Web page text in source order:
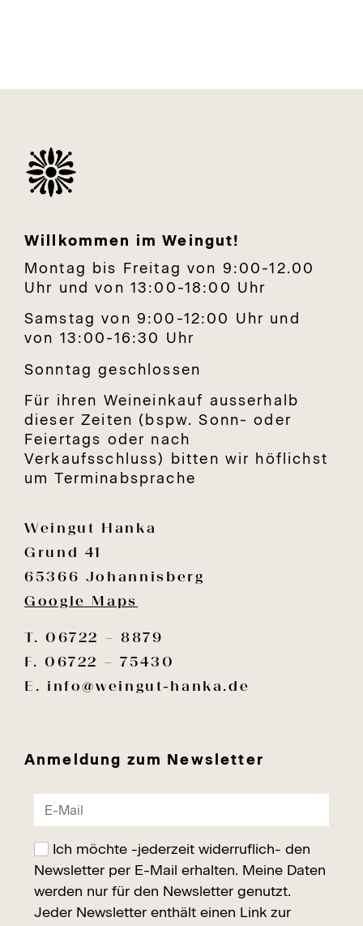
Willkommen im Weingut!
Montag bis Freitag von 9:00-12.00
Uhr und von 13:00-18:00 Uhr
Samstag von 9:00-12:00 Uhr und
von 13:00-16:30 Uhr
Sonntag geschlossen
Für ihren Weineinkauf ausserhalb
dieser Zeiten (bspw. Sonn- oder
Feiertags oder nach
Verkaufsschluss) bitten wir höflichst
um Terminabsprache
Weingut Hanka
Grund 41
65366 Johannisberg
Google Maps
T. 06722 – 8879
F. 06722 – 75430
E. info@weingut-hanka.de
Anmeldung zum Newsletter